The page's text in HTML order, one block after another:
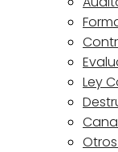
Ley